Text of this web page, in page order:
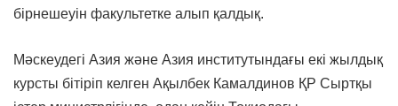
бірнешеуін факультетке алып қалдық.
Мәскеудегі Азия және Азия институтындағы екі жылдық
курсты бітіріп келген Ақылбек Камалдинов ҚР Сыртқы